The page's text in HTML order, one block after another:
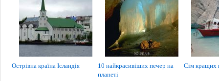
Острівна країна Ісландія
10 найкрасивіших печер на
планеті
Сім кращих